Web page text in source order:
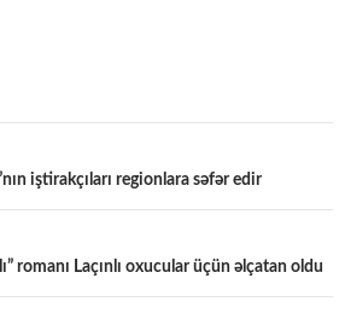
iştirakçıları regionlara səfər edir
romanı Laçınlı oxucular üçün əlçatan oldu